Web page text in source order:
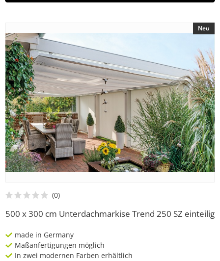
Neu
500 x 300 cm Unterdachmarkise Trend 250 SZ einteilig
made in Germany
Maßanfertigungen möglich
In zwei modernen Farben erhältlich